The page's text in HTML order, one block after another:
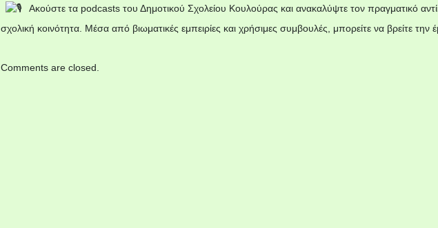
Ακούστε τα podcasts του Δημοτικού Σχολείου Κουλούρας και ανακαλύψτε τον πραγματικό
σχολική κοινότητα. Μέσα από βιωματικές εμπειρίες και χρήσιμες συμβουλές, μπορείτε να βρείτε
Comments are closed.